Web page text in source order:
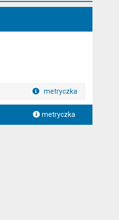
metryczka
metryczka